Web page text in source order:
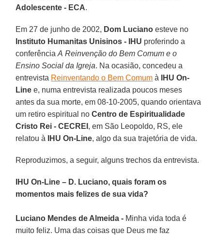
Adolescente - ECA.
Em 27 de junho de 2002, Dom Luciano esteve no
Instituto Humanitas Unisinos - IHU proferindo a
conferênciaA Reinvenção do Bem Comum e o
Ensino Social da Igreja. Na ocasião, concedeu a
entrevista Reinventando o Bem Comum à
IHU On-
Line e, numa entrevista realizada poucos meses
antes da sua morte, em 08-10-2005, quando orientava
um retiro espiritual noCentro de Espiritualidade
Cristo Rei - CECREI , em São Leopoldo, RS, ele
relatou à
IHU On-Line, algo da sua trajetória de vida.
Reproduzimos, a seguir, alguns trechos da entrevista.
IHU On-Line – D. Luciano, quais foram os
momentos mais felizes de sua vida?
Luciano Mendes de Almeida - Minha vida toda é
muito feliz. Uma das coisas que Deus me faz